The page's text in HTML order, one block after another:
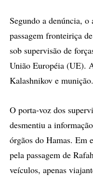
Segundo a denúncia,
passagem fronteiriça
sob supervisão de
União Européia (UE).
Kalashnikov e munição.
O porta-voz dos
desmentiu a
órgãos do Hamas. Em
pela passagem de
veículos, apenas